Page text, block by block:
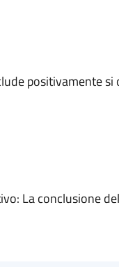
positivamente si
La conclusione